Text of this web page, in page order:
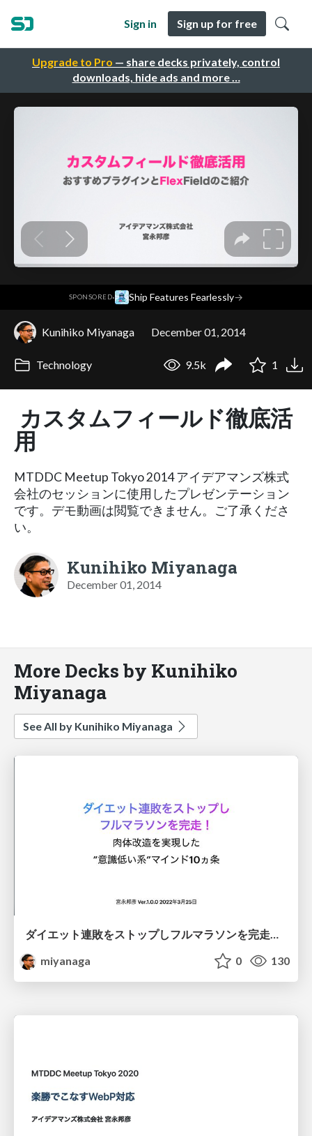
Upgrade to Pro — share decks privately, control
downloads, hide ads and more …
Sign in Sign up for free
SPONSORED· Ship Features Fearlessly→
Kunihiko Miyanaga December 01, 2014
Technology 9.5k 1
カスタムフィールド徹底活
用
MTDDC Meetup Tokyo 2014 アイデアマンズ株式
会社のセッションに使用したプレゼンテーション
です。デモ動画は閲覧できません。ご了承くださ
い。
Kunihiko Miyanaga
December 01, 2014
More Decks by Kunihiko
Miyanaga
See All by Kunihiko Miyanaga
ダイエット連敗をストップしフルマラソンを完走！"意識低い系"肉体改造マインド10ヵ条 v1.0.0
miyanaga
0 130